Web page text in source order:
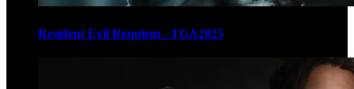
Resident Evil Requiem - TGA2025